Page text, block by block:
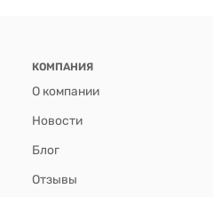
КОМПАНИЯ
О компании
Новости
Блог
Отзывы